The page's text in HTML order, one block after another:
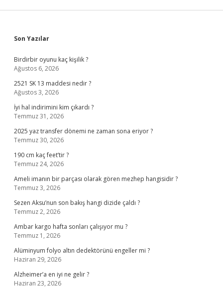
Sidebar
Son Yazılar
Birdirbir oyunu kaç kişilik ?
Ağustos 6, 2026
2521 SK 13 maddesi nedir ?
Ağustos 3, 2026
İyi hal indirimini kim çıkardı ?
Temmuz 31, 2026
2025 yaz transfer dönemi ne zaman sona eriyor ?
Temmuz 30, 2026
190 cm kaç feet’tir ?
Temmuz 24, 2026
Ameli imanın bir parçası olarak gören mezhep hangisidir ?
Temmuz 3, 2026
Sezen Aksu’nun son bakış hangi dizide çaldı ?
Temmuz 2, 2026
Ambar kargo hafta sonları çalışıyor mu ?
Temmuz 1, 2026
Alüminyum folyo altın dedektörünü engeller mi ?
Haziran 29, 2026
Alzheimer’a en iyi ne gelir ?
Haziran 23, 2026